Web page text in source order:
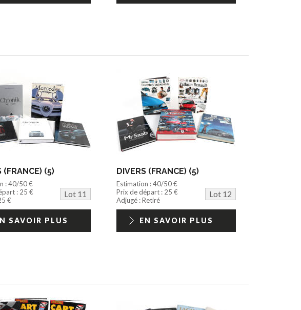
(FRANCE) (5)
: 40/50 €
: 25 €
Lot 11
€
SAVOIR PLUS
DIVERS (FRANCE) (5)
Estimation : 40/50 €
Prix de départ : 25 €
Lot 12
Adjugé : Retiré
EN SAVOIR PLUS